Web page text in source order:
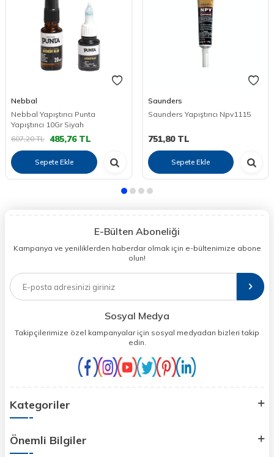
Nebbal
Nebbal Yapıştırıcı Punta
Yapıştırıcı 10Gr Siyah
607,20TL 485,76TL
Sepete Ekle
Saunders
Saunders Yapıştırıcı Npv1115
751,80TL
Sepete Ekle
E-Bülten Aboneliği
Kampanya ve yeniliklerden haberdar olmak için e-bültenimize abone
olun!
Sosyal Medya
Takipçilerimize özel kampanyalar için sosyal medyadan bizleri takip
edin.
Kategoriler
Önemli Bilgiler